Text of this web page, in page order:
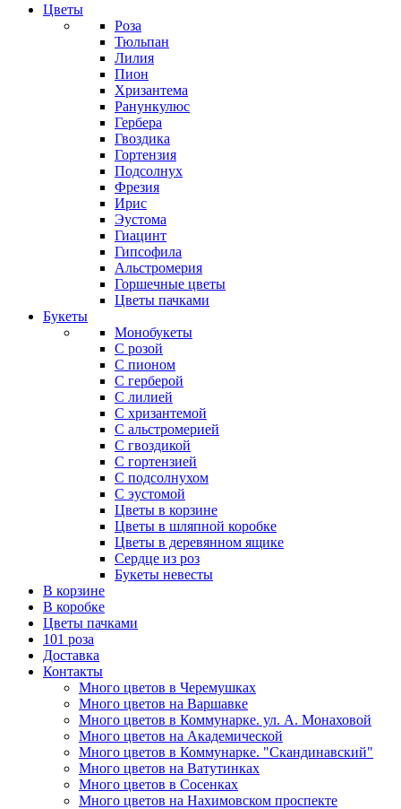
Цветы
Роза
Тюльпан
Лилия
Пион
Хризантема
Ранункулюс
Гербера
Гвоздика
Гортензия
Подсолнух
Фрезия
Ирис
Эустома
Гиацинт
Гипсофила
Альстромерия
Горшечные цветы
Цветы пачками
Букеты
Монобукеты
С розой
С пионом
С герберой
С лилией
С хризантемой
С альстромерией
С гвоздикой
С гортензией
С подсолнухом
С эустомой
Цветы в корзине
Цветы в шляпной коробке
Цветы в деревянном ящике
Сердце из роз
Букеты невесты
В корзине
В коробке
Цветы пачками
101 роза
Доставка
Контакты
Много цветов в Черемушках
Много цветов на Варшавке
Много цветов в Коммунарке. ул. А. Монаховой
Много цветов на Академической
Много цветов в Коммунарке. "Скандинавский"
Много цветов на Ватутинках
Много цветов в Сосенках
Много цветов на Нахимовском проспекте